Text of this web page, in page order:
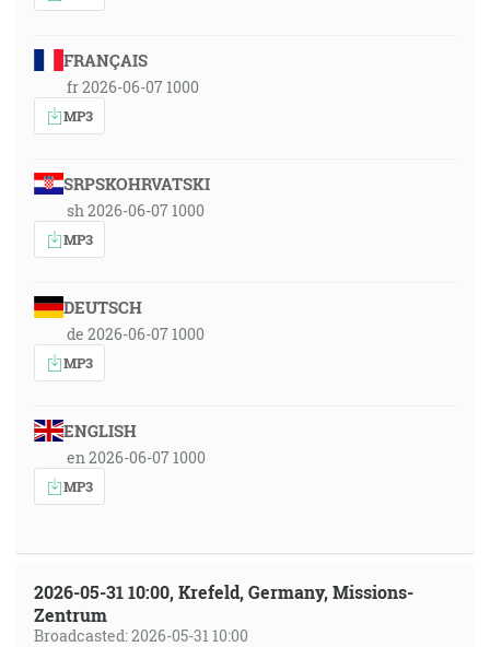
FRANÇAIS
fr 2026-06-07 1000
MP3
SRPSKOHRVATSKI
sh 2026-06-07 1000
MP3
DEUTSCH
de 2026-06-07 1000
MP3
ENGLISH
en 2026-06-07 1000
MP3
2026-05-31 10:00, Krefeld, Germany, Missions-
Zentrum
Broadcasted: 2026-05-31 10:00